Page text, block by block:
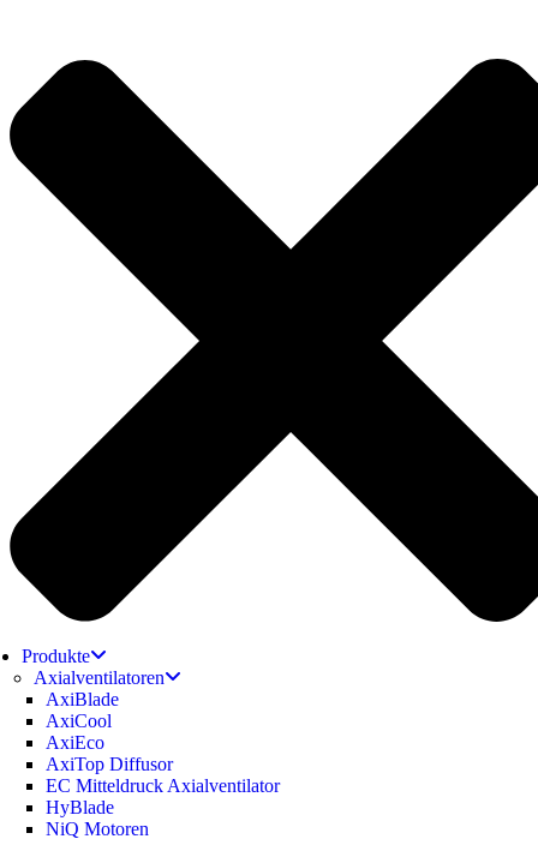
Produkte
Axialventilatoren
AxiBlade
AxiCool
AxiEco
AxiTop Diffusor
EC Mitteldruck Axialventilator
HyBlade
NiQ Motoren